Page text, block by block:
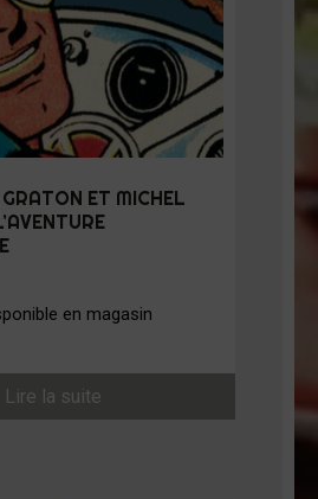
GRATON ET MICHEL
en magasin
Lire la suite